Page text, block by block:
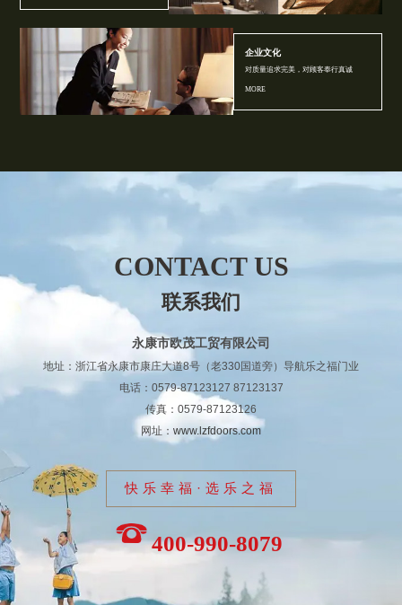
企业文化
对质量追求完美，对顾客奉行真诚
MORE
CONTACT US
联系我们
永康市欧茂工贸有限公司
地址：浙江省永康市康庄大道8号（老330国道旁）导航乐之福门业
电话：0579-87123127 87123137
传真：0579-87123126
网址： www.lzfdoors.com
快乐幸福·选乐之福
400-990-8079